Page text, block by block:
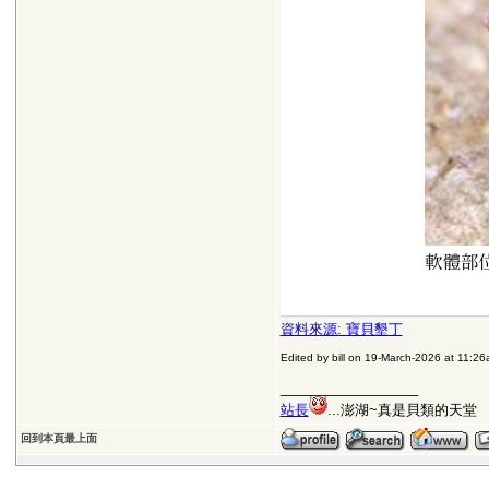
資料來源: 寶貝墾丁
Edited by bill on 19-March-2026 at
站長
...澎湖~真是貝類的天堂
回到本頁最上面